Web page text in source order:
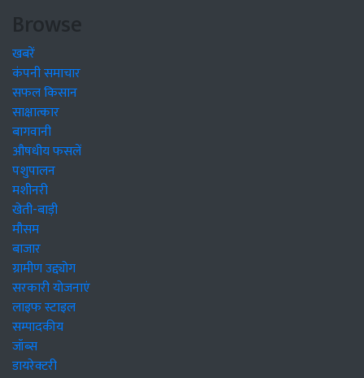
Browse
खबरें
कंपनी समाचार
सफल किसान
साक्षात्कार
बागवानी
औषधीय फसलें
पशुपालन
मशीनरी
खेती-बाड़ी
मौसम
बाजार
ग्रामीण उद्द्योग
सरकारी योजनाएं
लाइफ स्टाइल
सम्पादकीय
जॉब्स
डायरेक्टरी